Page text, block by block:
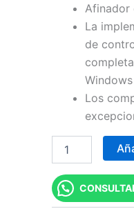
Afinador
La
de
Los